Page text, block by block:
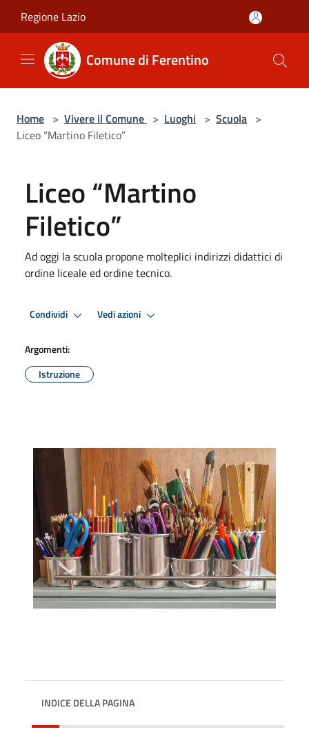
Regione Lazio
Comune di Ferentino
Home > Vivere il Comune > Luoghi > Scuola >
Liceo “Martino Filetico”
Liceo “Martino
Filetico”
Ad oggi la scuola propone molteplici indirizzi didattici di
ordine liceale ed ordine tecnico.
Condividi Vedi azioni
Argomenti:
Istruzione
INDICE DELLA PAGINA